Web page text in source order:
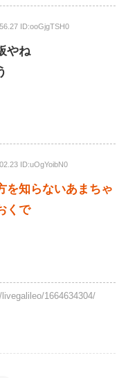
ID:ooGjgTSH0
やね
ID:uOgYoibN0
を知らないあまちゃ
くで
1664634304/